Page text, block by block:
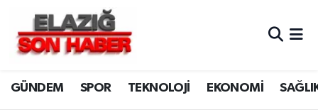
GÜNDEM SPOR TEKNOLOJİ EKONOMİ
CANLI YAYIN
ASAYİŞ
Merkez Hava Durumu
Merkez Trafik Yoğunluk Haritası